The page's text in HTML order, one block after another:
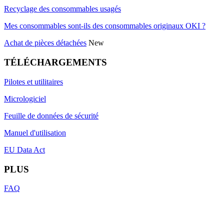
Recyclage des consommables usagés
Mes consommables sont-ils des consommables originaux OKI ?
Achat de pièces détachées New
TÉLÉCHARGEMENTS
Pilotes et utilitaires
Micrologiciel
Feuille de données de sécurité
Manuel d'utilisation
EU Data Act
PLUS
FAQ